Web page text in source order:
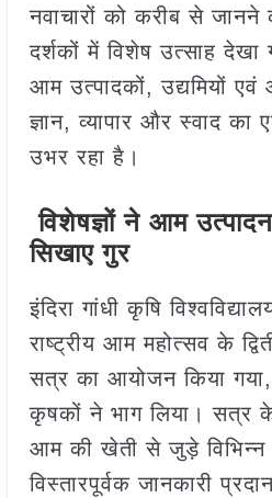
नवाचारों को करीब से
दर्शकों में विशेष उत्साह
आम उत्पादकों, उद्यमियों
ज्ञान, व्यापार और स्वाद
उभर रहा है।
विशेषज्ञों ने आम
सिखाए गुर
इंदिरा गांधी कृषि
राष्ट्रीय आम महोत्सव के
सत्र का आयोजन किया
कृषकों ने भाग लिया। सत्र के
आम की खेती से जुड़े विभिन्न
विस्तारपूर्वक जानकारी